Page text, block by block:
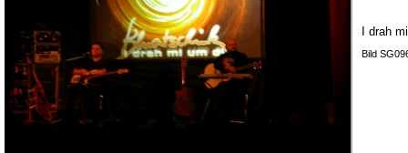
I drah
Bild